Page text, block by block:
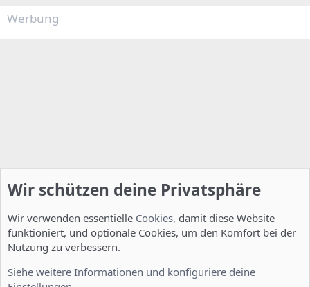
Werbung
Wir schützen deine Privatsphäre
Wir verwenden essentielle Cookies, damit diese Website
funktioniert, und optionale Cookies, um den Komfort bei der
Nutzung zu verbessern.
Siehe weitere Informationen und konfiguriere deine